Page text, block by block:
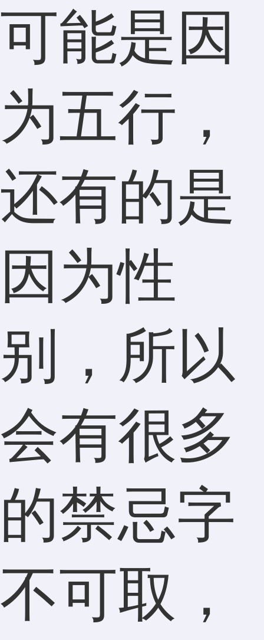
可能是因
为五行，
还有的是
因为性
别，所以
会有很多
的禁忌字
不可取，